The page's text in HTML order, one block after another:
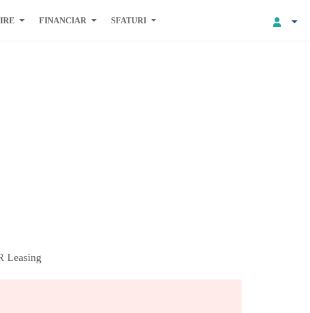
FINANCIAR SFATURI
Leasing